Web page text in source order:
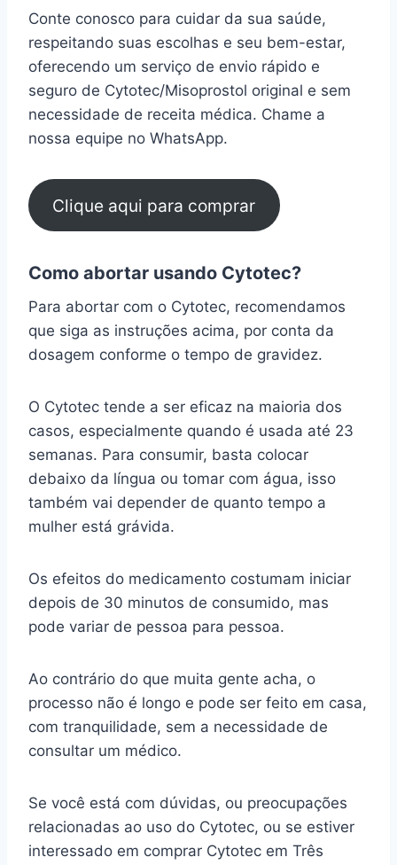
Conte conosco para cuidar da sua saúde,
respeitando suas escolhas e seu bem-estar,
oferecendo um serviço de envio rápido e
seguro de Cytotec/Misoprostol original e sem
necessidade de receita médica. Chame a
nossa equipe no WhatsApp.
Clique aqui para comprar
Como abortar usando Cytotec?
Para abortar com o Cytotec, recomendamos
que siga as instruções acima, por conta da
dosagem conforme o tempo de gravidez.
O Cytotec tende a ser eficaz na maioria dos
casos, especialmente quando é usada até 23
semanas. Para consumir, basta colocar
debaixo da língua ou tomar com água, isso
também vai depender de quanto tempo a
mulher está grávida.
Os efeitos do medicamento costumam iniciar
depois de 30 minutos de consumido, mas
pode variar de pessoa para pessoa.
Ao contrário do que muita gente acha, o
processo não é longo e pode ser feito em casa,
com tranquilidade, sem a necessidade de
consultar um médico.
Se você está com dúvidas, ou preocupações
relacionadas ao uso do Cytotec, ou se estiver
interessado em comprar Cytotec em Três